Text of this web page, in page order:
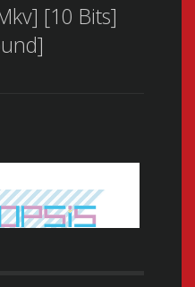
[10 Bits]